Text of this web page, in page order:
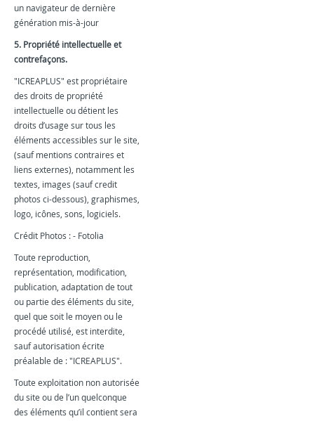
un navigateur de dernière
génération mis-à-jour
5. Propriété intellectuelle et
contrefaçons.
"ICREAPLUS" est propriétaire
des droits de propriété
intellectuelle ou détient les
droits d’usage sur tous les
éléments accessibles sur le site,
(sauf mentions contraires et
liens externes), notamment les
textes, images (sauf credit
photos ci-dessous), graphismes,
logo, icônes, sons, logiciels.
Crédit Photos : - Fotolia
Toute reproduction,
représentation, modification,
publication, adaptation de tout
ou partie des éléments du site,
quel que soit le moyen ou le
procédé utilisé, est interdite,
sauf autorisation écrite
préalable de : "ICREAPLUS".
Toute exploitation non autorisée
du site ou de l’un quelconque
des éléments qu’il contient sera